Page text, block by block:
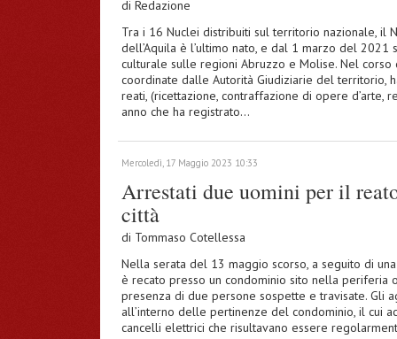
di Redazione
Tra i 16 Nuclei distribuiti sul territorio nazionale, il
dell’Aquila è l’ultimo nato, e dal 1 marzo del
culturale sulle regioni Abruzzo e Molise. Nel
coordinate dalle Autorità Giudiziarie del territorio,
reati, (ricettazione, contraffazione di opere d’arte,
anno che ha registrato…
Mercoledì, 17 Maggio 2023 10:33
Arrestati due uomini per il
città
di Tommaso Cotellessa
Nella serata del 13 maggio scorso, a seguito di
è recato presso un condominio sito nella periferia
presenza di due persone sospette e travisate. Gli
all’interno delle pertinenze del condominio, il cui
cancelli elettrici che risultavano essere